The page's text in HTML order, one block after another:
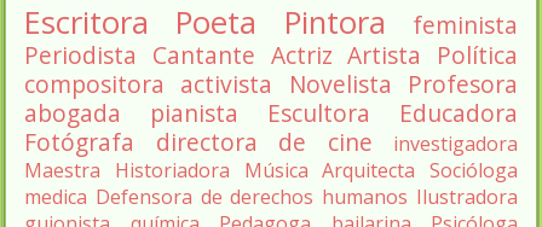
Escritora Poeta Pintora
feminista
Periodista Cantante Actriz Artista
Política
compositora activista Novelista
Profesora
abogada
pianista Escultora
Educadora
Fotógrafa
directora de cine
investigadora
Maestra
Historiadora Música Arquitecta Socióloga
medica Defensora de derechos humanos Ilustradora